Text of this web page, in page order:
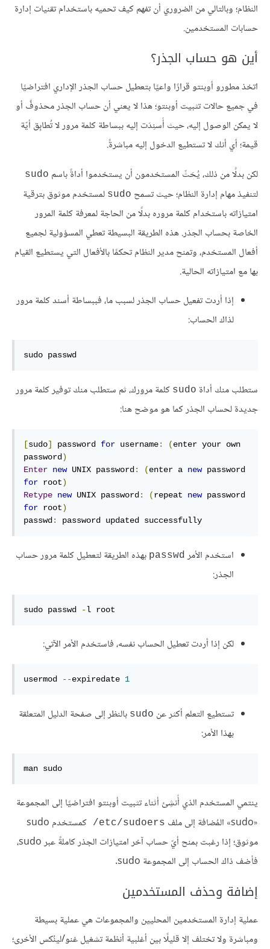
النظام؛ وبالتالي من الضروري أن تفهم كيف تحميه باستخدام تقنيات إدارة
حسابات المستخدمين.
أين هو حساب الجذر؟
اتخذ مطورو أوبنتو قرارًا واعيًا بتعطيل حساب الجذر الإداري افتراضيًا
في جميع حالات تثبيت أوبنتو؛ هذا لا يعني أن حساب الجذر محذوفٌ أو
لا يمكن الوصول إليه، حيث أُسنِدَت إليه ببساطة كلمة مرور لا تُطابِق أيّة
قيمة؛ أي أنك لا تستطيع الدخول إليه مباشرةً.
لكن بدلًا من ذلك، يُحَثّ المستخدمون أن يستخدموا أداةً باسم sudo
لتنفيذ مهام إدارة النظام؛ حيث تسمح sudo لمستخدم موثوق بترقية
امتيازاته باستخدام كلمة مروره بدلًا من الحاجة لمعرفة كلمة المرور
الخاصة بحساب الجذر. هذه الطريقة البسيطة تعطي المسؤولية لجميع
أفعال المستخدم، وتمنح مدير النظام تحكمًا بالأفعال التي يستطيع القيام
بها مع امتيازاته الحالية.
إذا أردت تفعيل حساب الجذر لسبب ما، فببساطة أسند كلمة مرور
لذاك الحساب:
sudo passwd
ستطلب منك أداة sudo كلمة مرورك، ثم ستطلب منك توفير كلمة مرور
جديدة لحساب الجذر كما هو موضح هنا:
[sudo] password for username: (enter your own
password )
Enter new UNIX password : (enter a new
for root)
Retype new UNIX password : (repeat new
for root)
passwd : password updated successfully
استخدم الأمر passwd بهذه الطريقة لتعطيل كلمة مرور حساب
الجذر:
sudo passwd -l root
لكن إذا أردت تعطيل الحساب نفسه، فاستخدم الأمر الآتي:
usermod --expiredate 1
تستطيع التعلم أكثر عن sudo بالنظر إلى صفحة الدليل المتعلقة
بهذا الأمر:
man sudo
ينتمي المستخدم الذي أُنشِئ أثناء تثبيت أوبنتو افتراضيًا إلى المجموعة
«sudo» المُضافة إلى ملف
‎/etc/sudoers
كمستخدم sudo
موثوق؛ إذا رغبت بمنح أيّ حساب آخر امتيازات الجذر كاملةً عبر sudo،
فأضف ذاك الحساب إلى المجموعة sudo.
إضافة وحذف المستخدمين
عملية إدارة المستخدمين المحليين والمجموعات هي عملية بسيطة
ومباشرة ولا تختلف إلا قليلًا بين أغلبية أنظمة تشغيل غنو/لينُكس الأخرى؛